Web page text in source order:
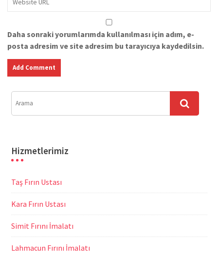
Daha sonraki yorumlarımda kullanılması için adım, e-
posta adresim ve site adresim bu tarayıcıya kaydedilsin.
Hizmetlerimiz
Taş Fırın Ustası
Kara Fırın Ustası
Simit Fırını İmalatı
Lahmacun Fırını İmalatı